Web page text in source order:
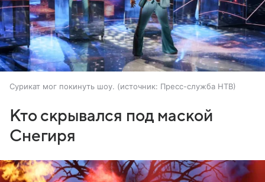
Сурикат мог покинуть шоу. источник: Пресс-служба НТВ
Кто скрывался под маской
Снегиря